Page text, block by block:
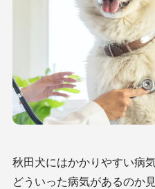
秋田犬にはかかりやすい病
どういった病気があるのか